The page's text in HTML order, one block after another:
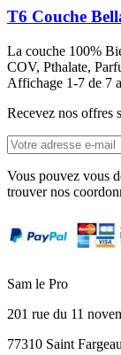
T6 Couche
La couche 100%
COV, Pthalate,
Affichage 1-7 de 7
Recevez nos offres
Vous pouvez vous
trouver nos
Sam le Pro
201 rue du 11
77310 Saint